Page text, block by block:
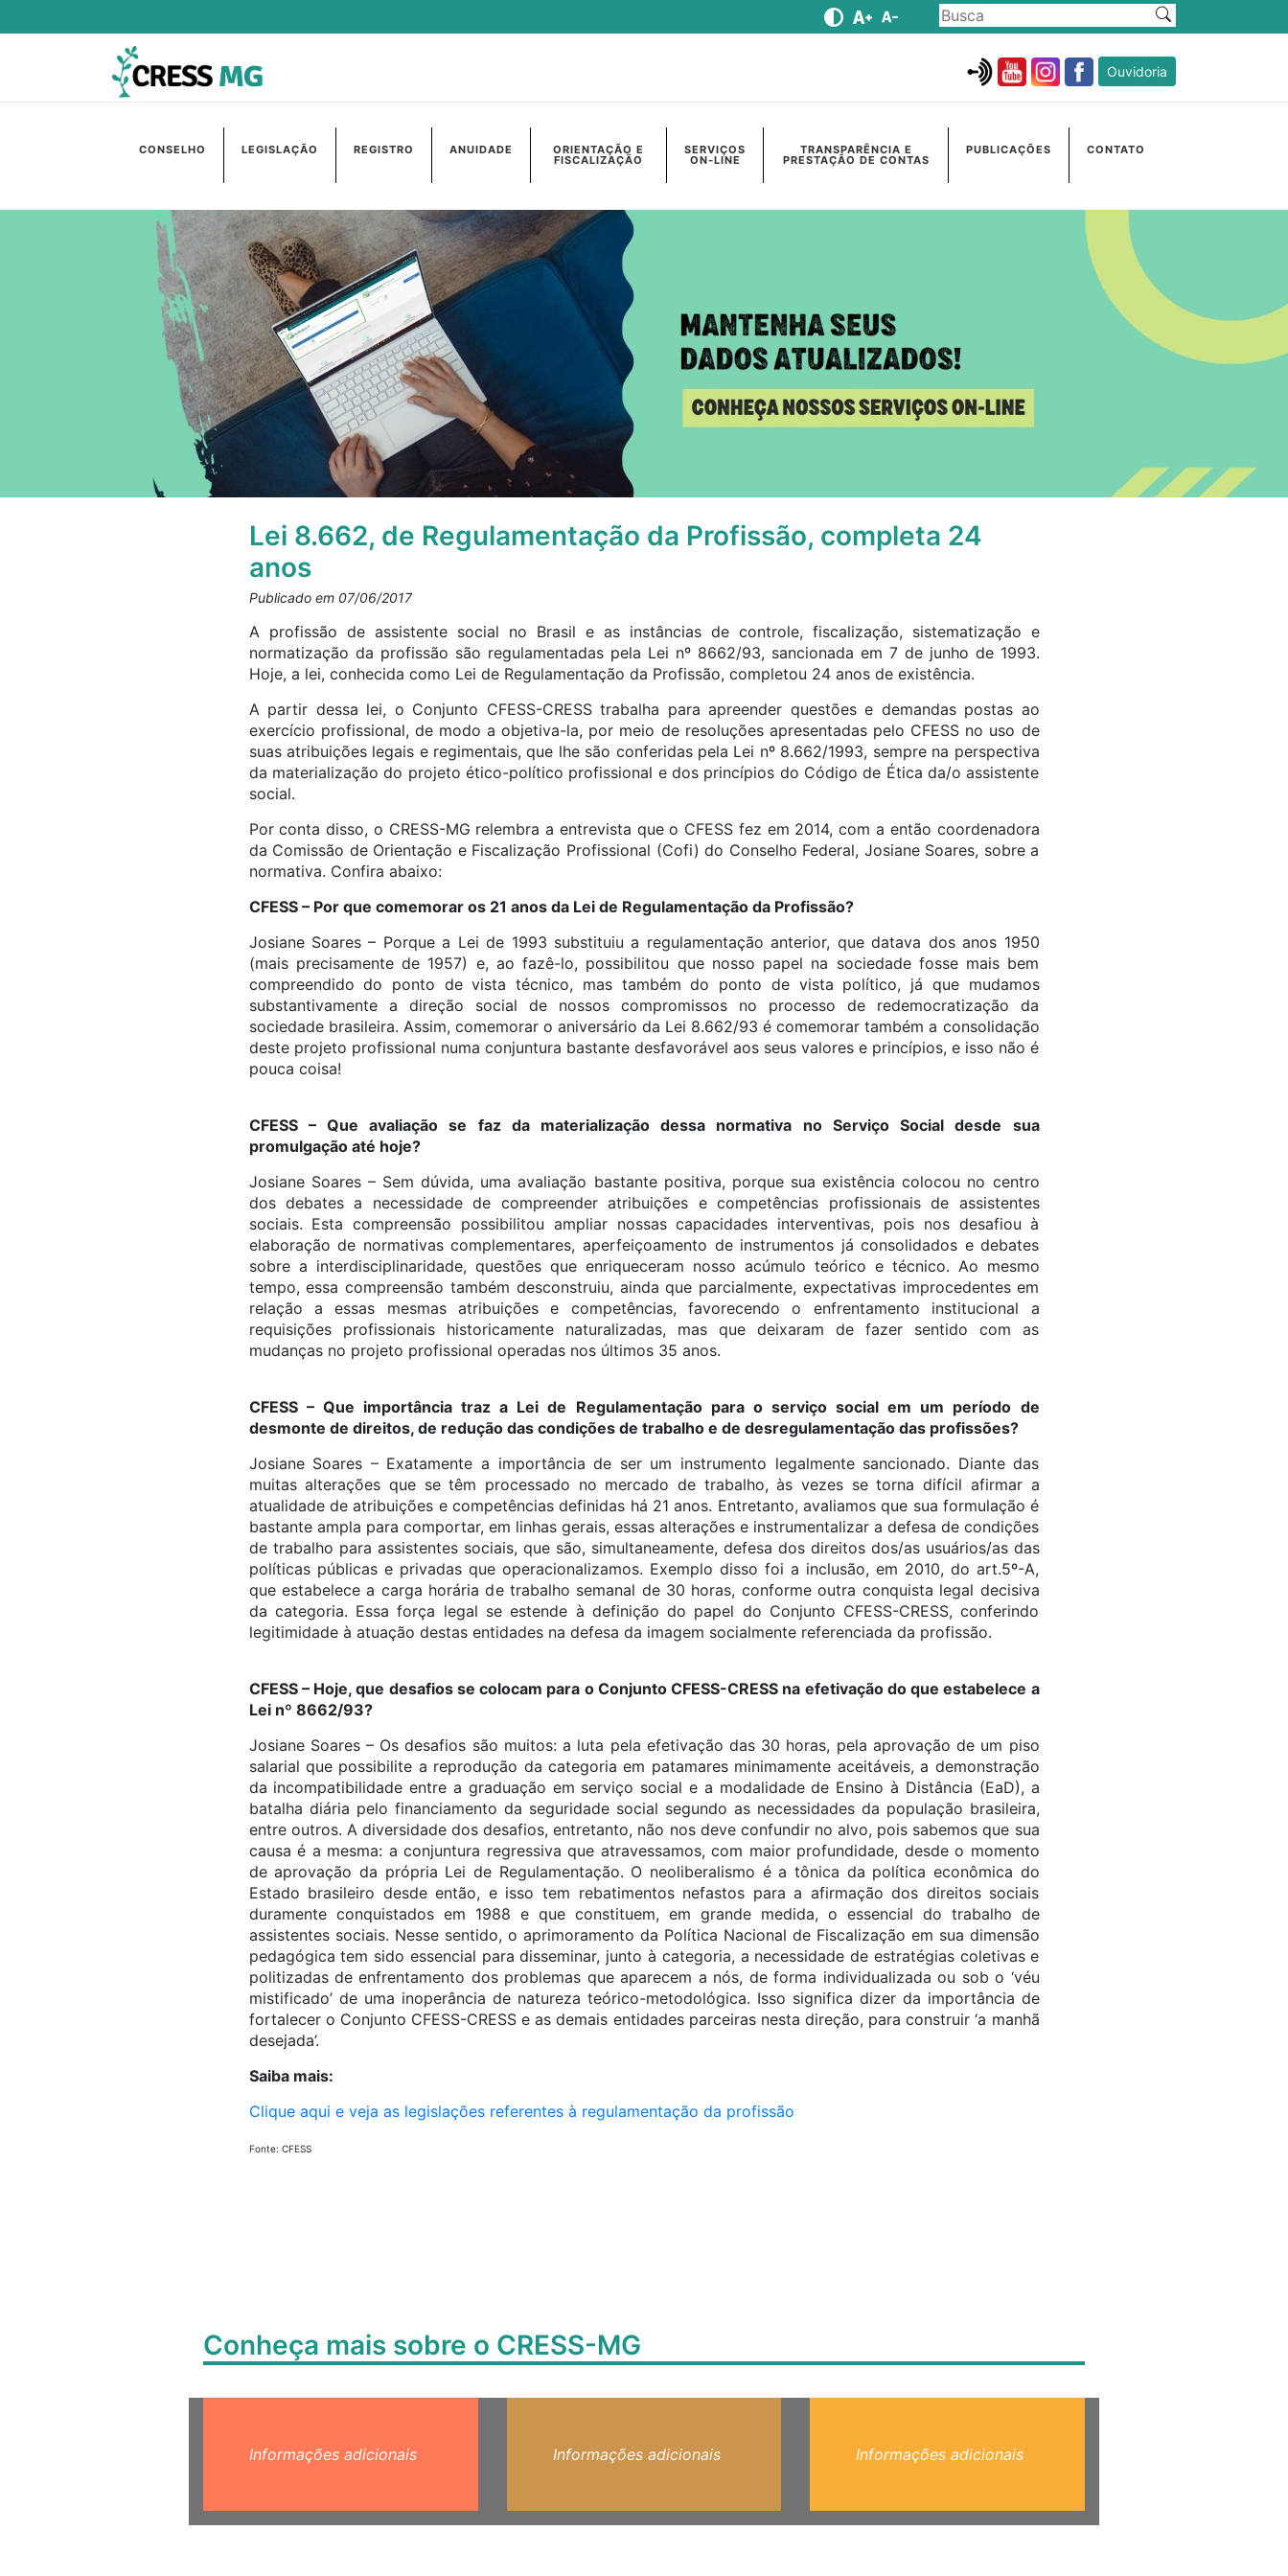
Ouvidoria
CONSELHO LEGISLAÇÃO REGISTRO ANUIDADE ORIENTAÇÃO E
FISCALIZAÇÃO
SERVIÇOS
ON-LINE
TRANSPARÊNCIA E
PRESTAÇÃO DE CONTAS
PUBLICAÇÕES CONTATO
Lei 8.662, de Regulamentação da Profissão, completa 24
anos
Publicado em 07/06/2017
A profissão de assistente social no Brasil e as instâncias de controle, fiscalização, sistematização e
normatização da profissão são regulamentadas pela Lei nº 8662/93, sancionada em 7 de junho de 1993.
Hoje, a lei, conhecida como Lei de Regulamentação da Profissão, completou 24 anos de existência.
A partir dessa lei, o Conjunto CFESS-CRESS trabalha para apreender questões e demandas postas ao
exercício profissional, de modo a objetiva-la, por meio de resoluções apresentadas pelo CFESS no uso de
suas atribuições legais e regimentais, que lhe são conferidas pela Lei nº 8.662/1993, sempre na perspectiva
da materialização do projeto ético-político profissional e dos princípios do Código de Ética da/o assistente
social.
Por conta disso, o CRESS-MG relembra a entrevista que o CFESS fez em 2014, com a então coordenadora
da Comissão de Orientação e Fiscalização Profissional (Cofi) do Conselho Federal, Josiane Soares, sobre a
normativa. Confira abaixo:
CFESS – Por que comemorar os 21 anos da Lei de Regulamentação da Profissão?
Josiane Soares – Porque a Lei de 1993 substituiu a regulamentação anterior, que datava dos anos 1950
(mais precisamente de 1957) e, ao fazê-lo, possibilitou que nosso papel na sociedade fosse mais bem
compreendido do ponto de vista técnico, mas também do ponto de vista político, já que mudamos
substantivamente a direção social de nossos compromissos no processo de redemocratização da
sociedade brasileira. Assim, comemorar o aniversário da Lei 8.662/93 é comemorar também a consolidação
deste projeto profissional numa conjuntura bastante desfavorável aos seus valores e princípios, e isso não é
pouca coisa!
CFESS – Que avaliação se faz da materialização dessa normativa no Serviço Social desde sua
promulgação até hoje?
Josiane Soares – Sem dúvida, uma avaliação bastante positiva, porque sua existência colocou no centro
dos debates a necessidade de compreender atribuições e competências profissionais de assistentes
sociais. Esta compreensão possibilitou ampliar nossas capacidades interventivas, pois nos desafiou à
elaboração de normativas complementares, aperfeiçoamento de instrumentos já consolidados e debates
sobre a interdisciplinaridade, questões que enriqueceram nosso acúmulo teórico e técnico. Ao mesmo
tempo, essa compreensão também desconstruiu, ainda que parcialmente, expectativas improcedentes em
relação a essas mesmas atribuições e competências, favorecendo o enfrentamento institucional a
requisições profissionais historicamente naturalizadas, mas que deixaram de fazer sentido com as
mudanças no projeto profissional operadas nos últimos 35 anos.
CFESS – Que importância traz a Lei de Regulamentação para o serviço social em um período de
desmonte de direitos, de redução das condições de trabalho e de desregulamentação das profissões?
Josiane Soares – Exatamente a importância de ser um instrumento legalmente sancionado. Diante das
muitas alterações que se têm processado no mercado de trabalho, às vezes se torna difícil afirmar a
atualidade de atribuições e competências definidas há 21 anos. Entretanto, avaliamos que sua formulação é
bastante ampla para comportar, em linhas gerais, essas alterações e instrumentalizar a defesa de condições
de trabalho para assistentes sociais, que são, simultaneamente, defesa dos direitos dos/as usuários/as das
políticas públicas e privadas que operacionalizamos. Exemplo disso foi a inclusão, em 2010, do art.5º-A,
que estabelece a carga horária de trabalho semanal de 30 horas, conforme outra conquista legal decisiva
da categoria. Essa força legal se estende à definição do papel do Conjunto CFESS-CRESS, conferindo
legitimidade à atuação destas entidades na defesa da imagem socialmente referenciada da profissão.
CFESS – Hoje, que desafios se colocam para o Conjunto CFESS-CRESS na efetivação do que estabelece a
Lei nº 8662/93?
Josiane Soares – Os desafios são muitos: a luta pela efetivação das 30 horas, pela aprovação de um piso
salarial que possibilite a reprodução da categoria em patamares minimamente aceitáveis, a demonstração
da incompatibilidade entre a graduação em serviço social e a modalidade de Ensino à Distância (EaD), a
batalha diária pelo financiamento da seguridade social segundo as necessidades da população brasileira,
entre outros. A diversidade dos desafios, entretanto, não nos deve confundir no alvo, pois sabemos que sua
causa é a mesma: a conjuntura regressiva que atravessamos, com maior profundidade, desde o momento
de aprovação da própria Lei de Regulamentação. O neoliberalismo é a tônica da política econômica do
Estado brasileiro desde então, e isso tem rebatimentos nefastos para a afirmação dos direitos sociais
duramente conquistados em 1988 e que constituem, em grande medida, o essencial do trabalho de
assistentes sociais. Nesse sentido, o aprimoramento da Política Nacional de Fiscalização em sua dimensão
pedagógica tem sido essencial para disseminar, junto à categoria, a necessidade de estratégias coletivas e
politizadas de enfrentamento dos problemas que aparecem a nós, de forma individualizada ou sob o ‘véu
mistificado’ de uma inoperância de natureza teórico-metodológica. Isso significa dizer da importância de
fortalecer o Conjunto CFESS-CRESS e as demais entidades parceiras nesta direção, para construir ‘a manhã
desejada’.
Saiba mais:
Clique aqui e veja as legislações referentes à regulamentação da profissão
Fonte: CFESS
Conheça mais sobre o CRESS-MG
Informações adicionais Informações adicionais Informações adicionais